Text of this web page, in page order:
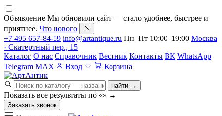
Объявление Мы обновили сайт — стало удобнее, быстрее и
приятнее. Что нового
+7 495 657-84-59 info@artantique.ru Пн–Пт 10:00–19:00 Москва
· Скатертный пер., 15
Каталог О нас Справочник Вестник Контакты ВК WhatsApp
Telegram MAX Вход Корзина
найти →
Показать все результаты по «» →
Заказать звонок